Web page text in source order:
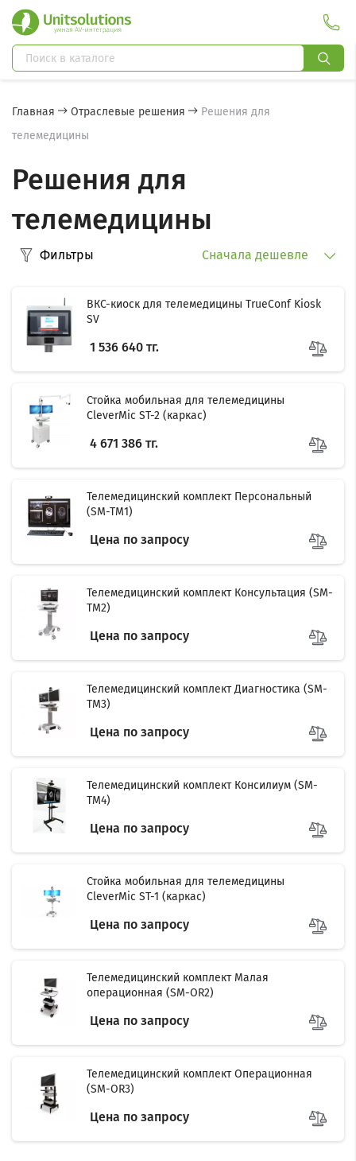
Главная Отраслевые решения
Решения для
телемедицины
Решения для
телемедицины
Фильтры Сначала дешевле
ВКС-киоск для телемедицины TrueConf Kiosk
SV
1 536 640 тг.
Стойка мобильная для телемедицины
CleverMic ST-2 (каркас)
4 671 386 тг.
Телемедицинский комплект Персональный
(SM-TM1)
Цена по запросу
Телемедицинский комплект Консультация (SM-
TM2)
Цена по запросу
Телемедицинский комплект Диагностика (SM-
TM3)
Цена по запросу
Телемедицинский комплект Консилиум (SM-
TM4)
Цена по запросу
Стойка мобильная для телемедицины
CleverMic ST-1 (каркас)
Цена по запросу
Телемедицинский комплект Малая
операционная (SM-OR2)
Цена по запросу
Телемедицинский комплект Операционная
(SM-OR3)
Цена по запросу